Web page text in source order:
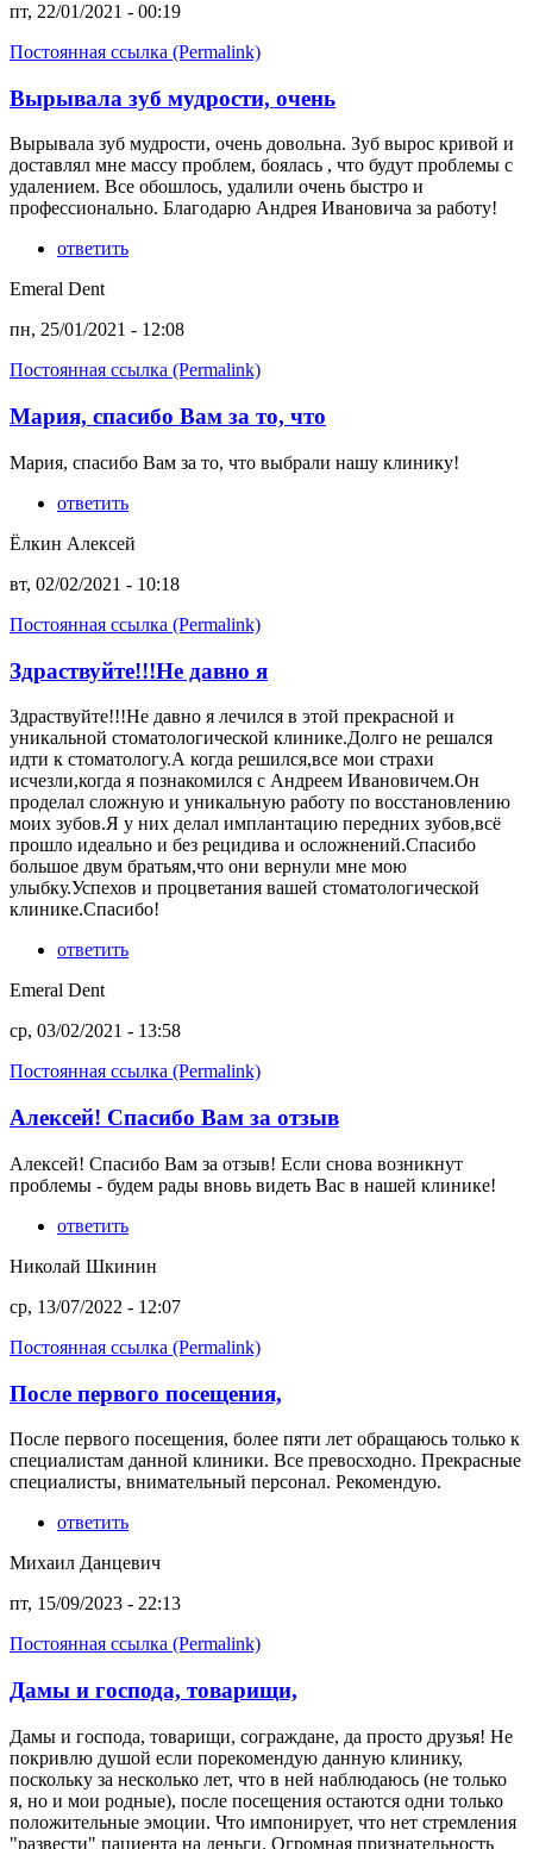
пт, 22/01/2021 - 00:19
Постоянная ссылка (Permalink)
Вырывала зуб мудрости, очень
Вырывала зуб мудрости, очень довольна. Зуб вырос кривой и
доставлял мне массу проблем, боялась , что будут проблемы с
удалением. Все обошлось, удалили очень быстро и
профессионально. Благодарю Андрея Ивановича за работу!
ответить
Emeral Dent
пн, 25/01/2021 - 12:08
Постоянная ссылка (Permalink)
Мария, спасибо Вам за то, что
Мария, спасибо Вам за то, что выбрали нашу клинику!
ответить
Ёлкин Алексей
вт, 02/02/2021 - 10:18
Постоянная ссылка (Permalink)
Здраствуйте!!!Не давно я
Здраствуйте!!!Не давно я лечился в этой прекрасной и
уникальной стоматологической клинике.Долго не решался
идти к стоматологу.А когда решился,все мои страхи
исчезли,когда я познакомился с Андреем Ивановичем.Он
проделал сложную и уникальную работу по восстановлению
моих зубов.Я у них делал имплантацию передних зубов,всё
прошло идеально и без рецидива и осложнений.Спасибо
большое двум братьям,что они вернули мне мою
улыбку.Успехов и процветания вашей стоматологической
клинике.Спасибо!
ответить
Emeral Dent
ср, 03/02/2021 - 13:58
Постоянная ссылка (Permalink)
Алексей! Спасибо Вам за отзыв
Алексей! Спасибо Вам за отзыв! Если снова возникнут
проблемы - будем рады вновь видеть Вас в нашей клинике!
ответить
Николай Шкинин
ср, 13/07/2022 - 12:07
Постоянная ссылка (Permalink)
После первого посещения,
После первого посещения, более пяти лет обращаюсь только к
специалистам данной клиники. Все превосходно. Прекрасные
специалисты, внимательный персонал. Рекомендую.
ответить
Михаил Данцевич
пт, 15/09/2023 - 22:13
Постоянная ссылка (Permalink)
Дамы и господа, товарищи,
Дамы и господа, товарищи, сограждане, да просто друзья! Не
покривлю душой если порекомендую данную клинику,
поскольку за несколько лет, что в ней наблюдаюсь (не только
я, но и мои родные), после посещения остаются одни только
положительные эмоции. Что импонирует, что нет стремления
"развести" пациента на деньги. Огромная признательность